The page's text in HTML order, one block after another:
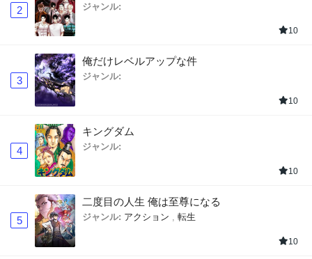
2 ジャンル:
10
3
俺だけレベルアップな件
ジャンル:
10
4
キングダム
ジャンル:
10
5
二度目の人生 俺は至尊になる
ジャンル: アクション , 転生
10